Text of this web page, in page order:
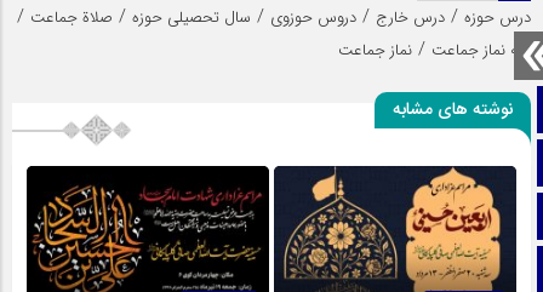
صفحه نخست
تماس با ما
درس حوزه / درس خارج / دروس حوزوی / سال تحصیلی حوزه / صلاة جماعت /
فقه نماز جماعت / نماز جماعت
نوشته های مشابه